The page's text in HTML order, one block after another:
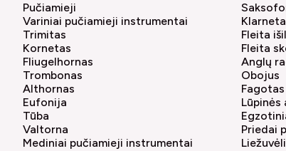
Pučiamieji
Variniai pučiamieji instrumentai
Trimitas
Kornetas
Fliugelhornas
Trombonas
Althornas
Eufonija
Tūba
Valtorna
Mediniai pučiamieji instrumentai
Fleita
Fleita
Anglų
Obojus
Fagotas
Lūpinės
Priedai